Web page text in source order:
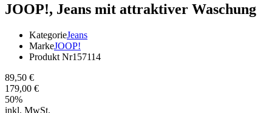
JOOP!, Jeans mit attraktiver Waschung
KategorieJeans
MarkeJOOP!
Produkt Nr157114
89,50 €
179,00 €
50%
inkl. MwSt.